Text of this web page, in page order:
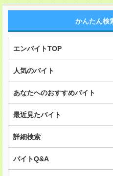
かんたん検
エンバイトTOP
人気のバイト
あなたへのおすすめバイト
最近見たバイト
詳細検索
バイトQ&A